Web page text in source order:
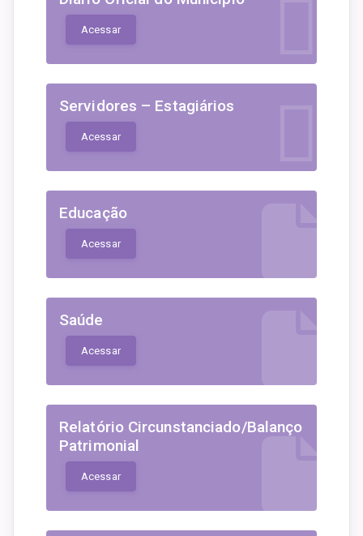
Acessar
Servidores – Estagiários
Acessar
Educação
Acessar
Saúde
Acessar
Relatório Circunstanciado/Balanço
Patrimonial
Acessar